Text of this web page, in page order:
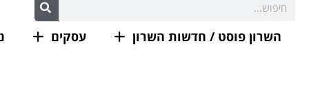
השרון פוסט / חדשות השרון עסקים